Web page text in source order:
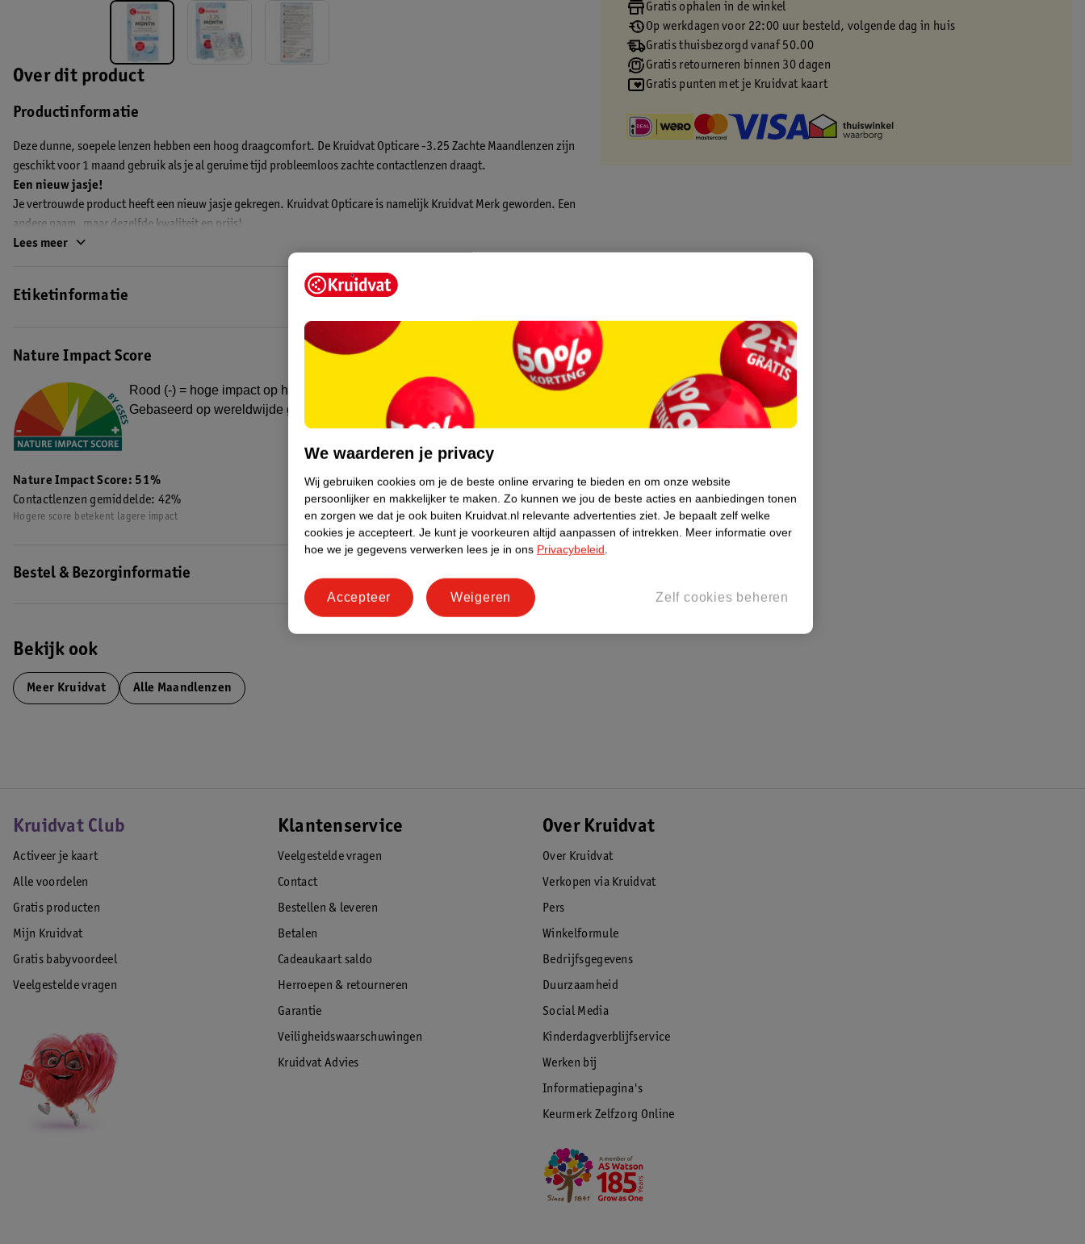
Over dit product
Productinformatie
Deze dunne, soepele lenzen hebben een hoog draagcomfort. De Kruidvat Opticare -3.25 Zachte Maandlenzen zijn
geschikt voor 1 maand gebruik als je al geruime tijd probleemloos zachte contactlenzen draagt.
Een nieuw jasje!
Je vertrouwde product heeft een nieuw jasje gekregen. Kruidvat Opticare is namelijk Kruidvat Merk geworden. Een
andere naam, maar dezelfde kwaliteit en prijs!
EAN code:4719879683028,8719179002662
Lees meer
Etiketinformatie
Nature Impact Score
Rood (-) = hoge impact op het milieu. Groen (+) = lage impact op het milieu.
Gebaseerd op wereldwijde gemiddelden.
Nature Impact Score: 51%
Contactlenzen gemiddelde: 42%
Hogere score betekent lagere impact
Bestel & Bezorginformatie
Bekijk ook
Meer Kruidvat Alle Maandlenzen
Gratis ophalen in de winkel
Op werkdagen voor 22:00 uur besteld, volgende dag in huis
Gratis thuisbezorgd vanaf 50.00
Gratis retourneren binnen 30 dagen
Gratis punten met je Kruidvat kaart
Kruidvat Club
Activeer je kaart
Alle voordelen
Gratis producten
Mijn Kruidvat
Gratis babyvoordeel
Veelgestelde vragen
Klantenservice
Veelgestelde vragen
Contact
Bestellen & leveren
Betalen
Cadeaukaart saldo
Herroepen & retourneren
Garantie
Veiligheidswaarschuwingen
Kruidvat Advies
Over Kruidvat
Over Kruidvat
Verkopen via Kruidvat
Pers
Winkelformule
Bedrijfsgegevens
Duurzaamheid
Social Media
Kinderdagverblijfservice
Werken bij
Informatiepagina's
Keurmerk Zelfzorg Online
We waarderen je privacy
Wij gebruiken cookies om je de beste online ervaring te bieden en om onze website
persoonlijker en makkelijker te maken. Zo kunnen we jou de beste acties en aanbiedingen tonen
en zorgen we dat je ook buiten Kruidvat.nl relevante advertenties ziet. Je bepaalt zelf welke
cookies je accepteert. Je kunt je voorkeuren altijd aanpassen of intrekken. Meer informatie over
hoe we je gegevens verwerken lees je in ons Privacybeleid.
Zelf cookies beheren
Weigeren
Accepteer